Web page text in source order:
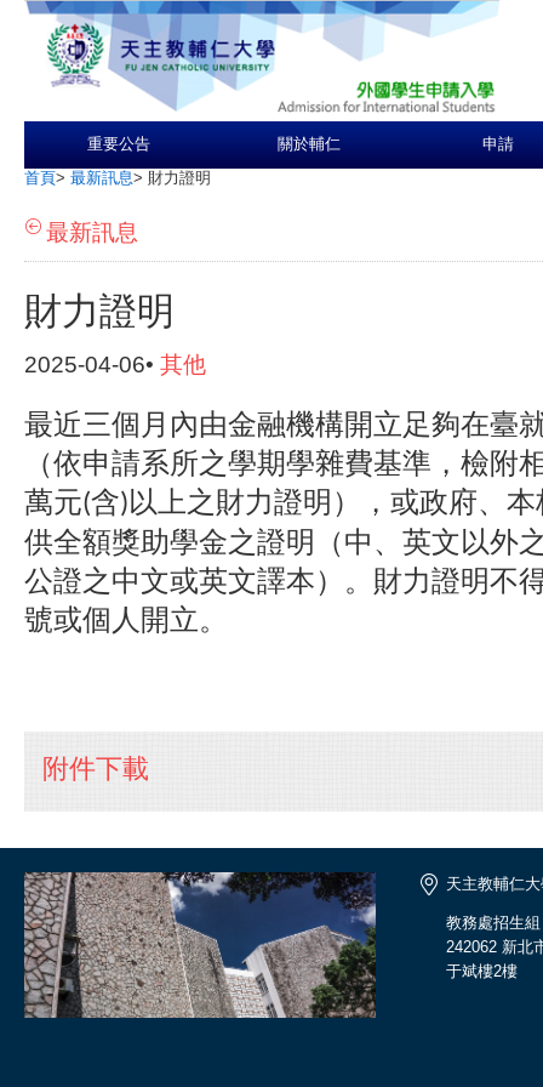
重要公告 關於輔仁 申請
首頁> 最新訊息> 財力證明
最新訊息
財力證明
2025-04-06• 其他
最近三個月內由金融機構開立足夠在臺
（依申請系所之學期學雜費基準，檢附
萬元(含) 以上之財力證明），或政府、
供全額獎助學金之證明（中、英文以外
公證之中文或英文譯本）。財力證明不
號或個人開立。
附件下載
天主教輔仁
教務處招生組
242062 新北
于斌樓2樓